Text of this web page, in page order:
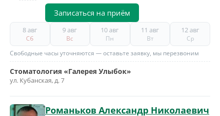
Записаться на приём
8 авг
Сб
9 авг
Вс
10 авг
Пн
11 авг
Вт
12 авг
Ср
Свободные часы уточняются — оставьте заявку, мы перезвоним
Стоматология «Галерея Улыбок»
ул. Кубанская, д. 7
Романьков Александр Николаевич